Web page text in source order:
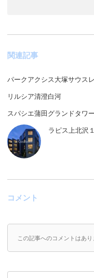
関連記事
パークアクシス大塚サウス
リルシア清澄白河
スパシエ蒲田グランドタワー
ラピス上北沢１
コメント
この記事へのコメントはあり